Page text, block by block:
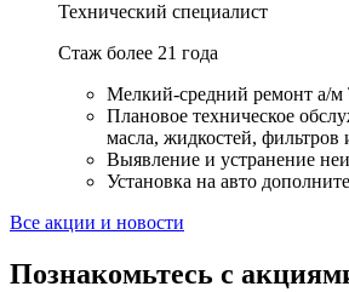
Технический специалист
Стаж более 21 года
Мелкий-средний ремонт а/м
Плановое техническое
масла, жидкостей, фильтров
Выявление и устранение
Установка на авто
Все акции и новости
Познакомьтесь с